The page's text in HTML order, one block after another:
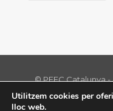
© PEFC Catalunya -
Tel. 93
Utilitzem cookies per
lloc web.